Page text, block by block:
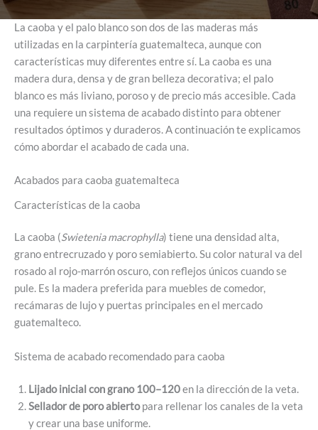
La caoba y el palo blanco son dos de las maderas más
utilizadas en la carpintería guatemalteca, aunque con
características muy diferentes entre sí. La caoba es una
madera dura, densa y de gran belleza decorativa; el palo
blanco es más liviano, poroso y de precio más accesible. Cada
una requiere un sistema de acabado distinto para obtener
resultados óptimos y duraderos. A continuación te explicamos
cómo abordar el acabado de cada una.
Acabados para caoba guatemalteca
Características de la caoba
La caoba (Swietenia macrophylla) tiene una densidad alta,
grano entrecruzado y poro semiabierto. Su color natural va del
rosado al rojo-marrón oscuro, con reflejos únicos cuando se
pule. Es la madera preferida para muebles de comedor,
recámaras de lujo y puertas principales en el mercado
guatemalteco.
Sistema de acabado recomendado para caoba
Lijado inicial con grano 100–120en la dirección de la veta.
Sellador de poro abiertopara rellenar los canales de la veta
y crear una base uniforme.